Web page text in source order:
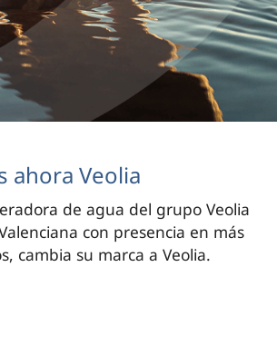
ahora Veolia
de agua del grupo Veolia
con presencia en más
cambia su marca a Veolia.